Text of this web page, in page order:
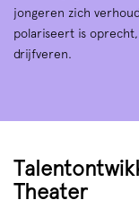
jongeren zich
polariseert is
drijfveren.
Theater